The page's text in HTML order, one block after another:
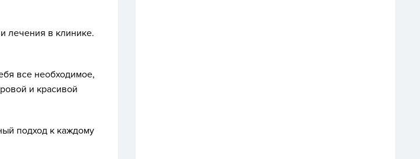
лечения в клинике.
все необходимое,
и красивой
подход к каждому